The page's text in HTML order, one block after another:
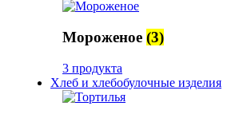
Мороженое (3)
3 продукта
Хлеб и хлебобулочные изделия